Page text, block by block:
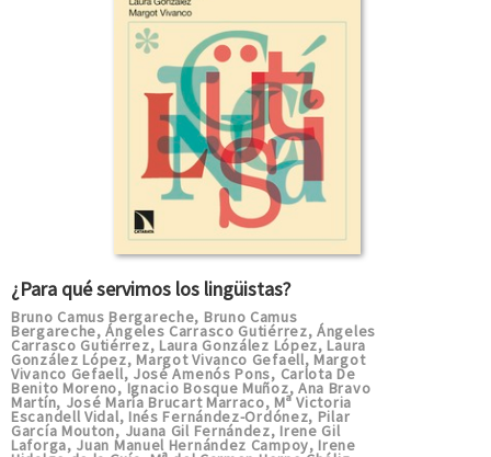
¿Para qué servimos los lingüistas?
Bruno Camus Bergareche, Bruno Camus
Bergareche,Ángeles Carrasco Gutiérrez,Ángeles
Carrasco Gutiérrez, Laura González López, Laura
González López, Margot Vivanco Gefaell, Margot
Vivanco Gefaell, José Amenós Pons, Carlota De
Benito Moreno,Ignacio Bosque Muñoz, Ana Bravo
Martín, José María Brucart Marraco, Mª Victoria
Escandell Vidal, Inés Fernández-Ordónez, Pilar
García Mouton, Juana Gil Fernández, Irene Gil
Laforga, Juan Manuel Hernández Campoy, Irene